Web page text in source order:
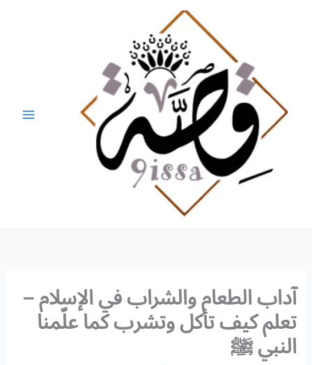
آداب الطعام والشراب في الإسلام –
تعلم كيف تأكل وتشرب كما علّمنا
النبي ﷺ